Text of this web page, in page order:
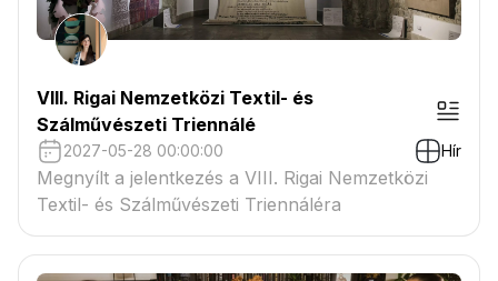
VIII. Rigai Nemzetközi Textil- és
Szálművészeti Triennálé
2027-05-28 00:00:00 Hír
Megnyílt a jelentkezés a VIII. Rigai Nemzetközi
Textil- és Szálművészeti Triennáléra